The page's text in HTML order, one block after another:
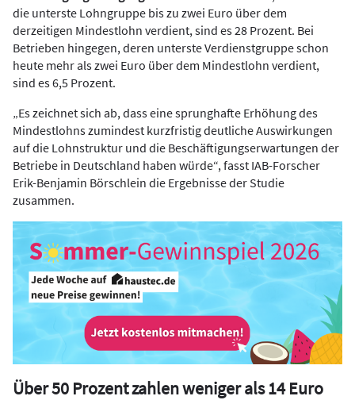
die unterste Lohngruppe bis zu zwei Euro über dem
derzeitigen Mindestlohn verdient, sind es 28 Prozent. Bei
Betrieben hingegen, deren unterste Verdienstgruppe schon
heute mehr als zwei Euro über dem Mindestlohn verdient,
sind es 6,5 Prozent.
„Es zeichnet sich ab, dass eine sprunghafte Erhöhung des
Mindestlohns zumindest kurzfristig deutliche Auswirkungen
auf die Lohnstruktur und die Beschäftigungserwartungen der
Betriebe in Deutschland haben würde“, fasst IAB-Forscher
Erik-Benjamin Börschlein die Ergebnisse der Studie
zusammen.
Über 50 Prozent zahlen weniger als 14 Euro